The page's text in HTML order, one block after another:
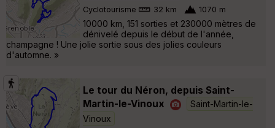
Cyclotourisme 32 km 1070 m
10000 km, 151 sorties et 230000 mètres de
dénivelé depuis le début de l'année,
champagne ! Une jolie sortie sous des jolies couleurs
d'automne. »
Le tour du Néron, depuis Saint-
Martin-le-Vinoux
Saint-Martin-le-
Vinoux